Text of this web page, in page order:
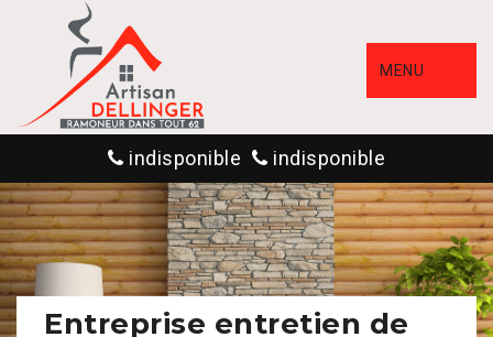
MENU
indisponible indisponible
Entreprise entretien de